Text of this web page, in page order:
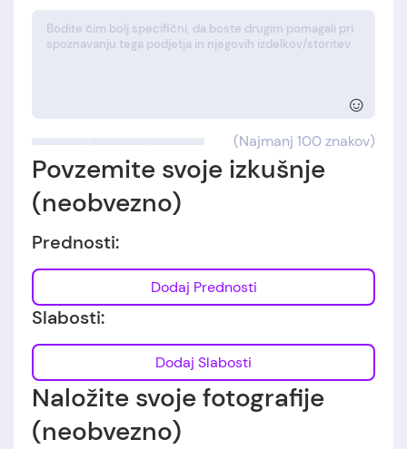
☺
(Najmanj 100 znakov)
Povzemite svoje izkušnje
(neobvezno)
Prednosti:
Dodaj Prednosti
Slabosti:
Dodaj Slabosti
Naložite svoje fotografije
(neobvezno)